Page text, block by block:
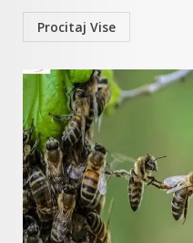
Procitaj Vise